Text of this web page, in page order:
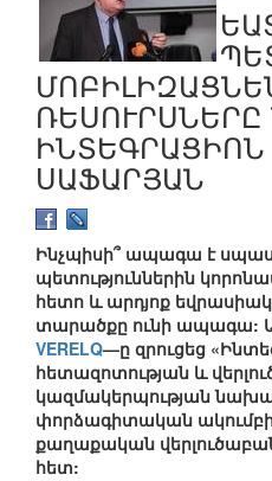
ՌԵՍՈՒՐՍՆԵՐԸ
ԻՆՏԵԳՐԱՑԻՈՆ
ՍԱՖԱՐՅԱՆ
Ինչպիսի՞ ապագա է
պետություններին
հետո և արդյոք
տարածքը ունի ապագա:
VERELQ—ը զրուցեց
հետազոտության և
կազմակերպության
փորձագիտական
քաղաքական
հետ: